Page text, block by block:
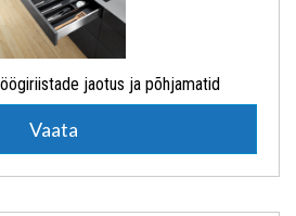
jaotus ja põhjamatid
Vaata